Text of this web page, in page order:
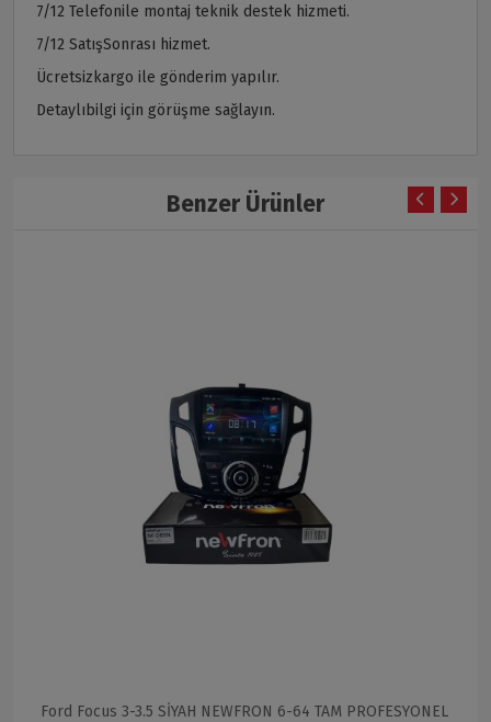
7/12 Telefonile montaj teknik destek hizmeti.
7/12 SatışSonrası hizmet.
Ücretsizkargo ile gönderim yapılır.
Detaylıbilgi için görüşme sağlayın.
Benzer Ürünler
Ford Focus 3-3.5 SİYAH NEWFRON 6-64 TAM PROFESYONEL